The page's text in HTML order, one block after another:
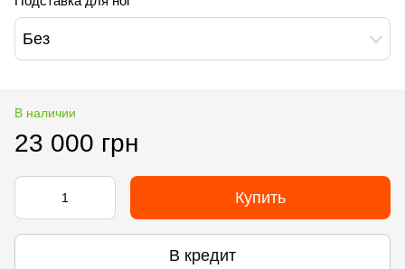
Без
В наличии
23 000 грн
Купить
В кредит